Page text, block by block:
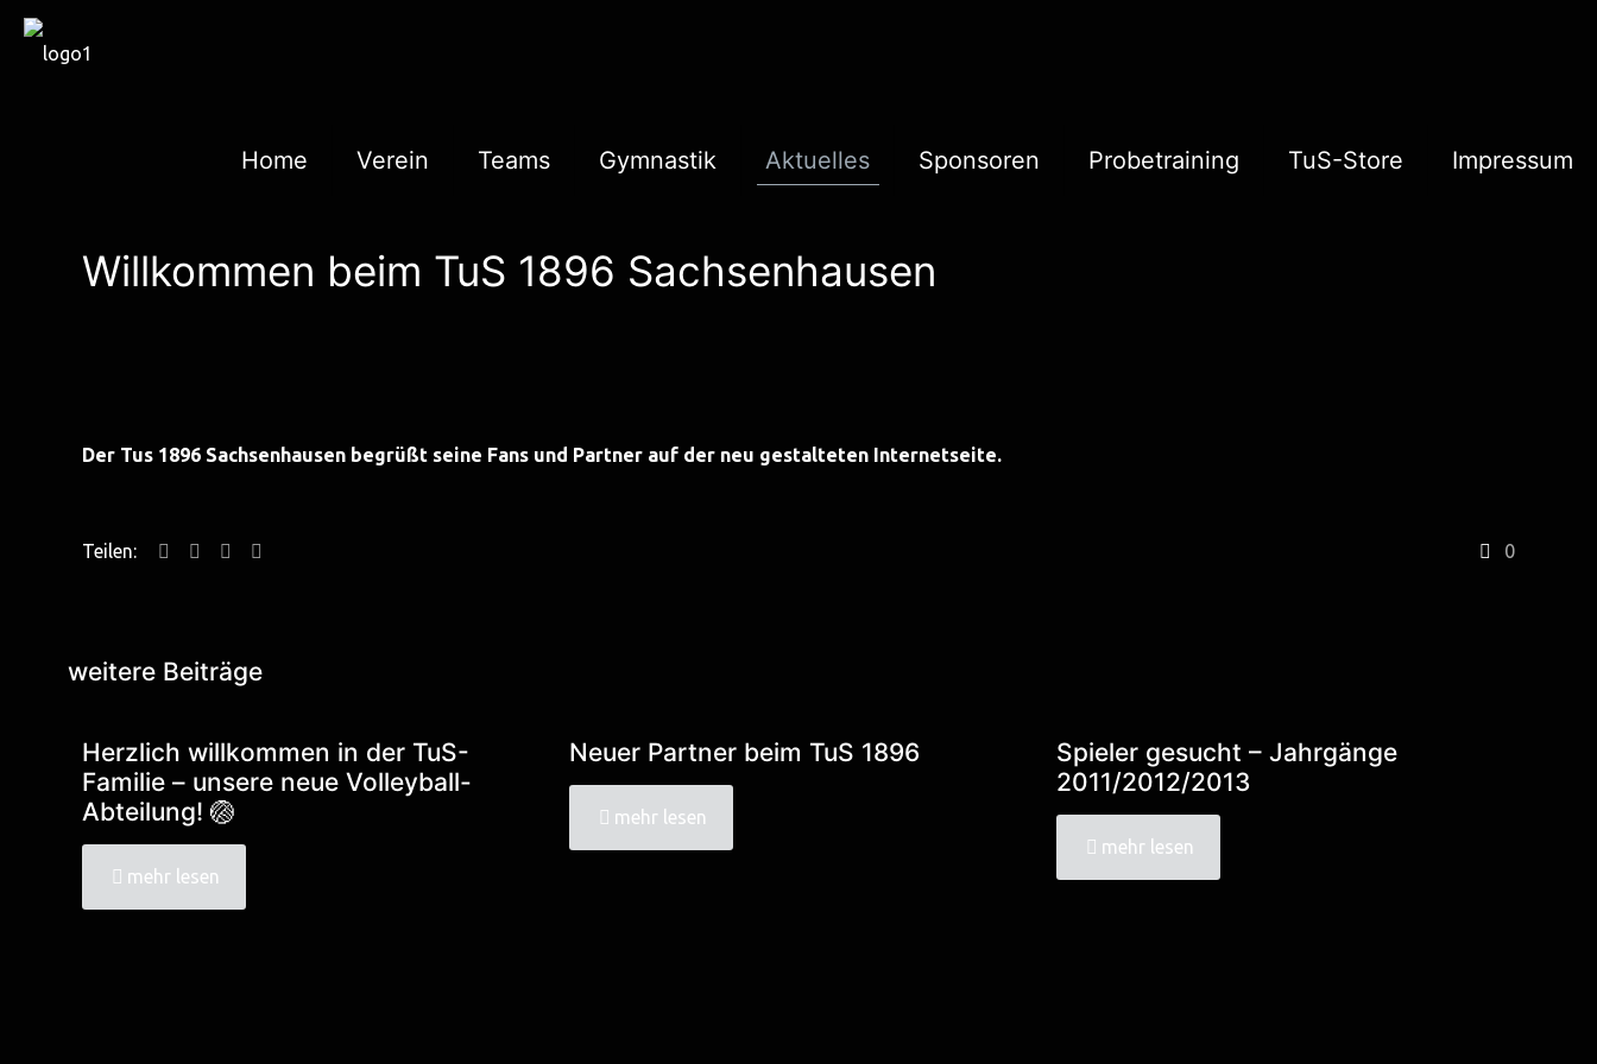
Home Verein Teams Gymnastik Aktuelles Sponsoren Probetraining TuS-Store Impressum
Willkommen beim TuS 1896 Sachsenhausen
Der Tus 1896 Sachsenhausen begrüßt seine Fans und Partner auf der neu gestalteten Internetseite.
Teilen: 0
weitere Beiträge
Herzlich willkommen in der TuS-
Familie – unsere neue Volleyball-
Abteilung! 🏐
mehr lesen
Neuer Partner beim TuS 1896
mehr lesen
Spieler gesucht – Jahrgänge
2011/2012/2013
mehr lesen